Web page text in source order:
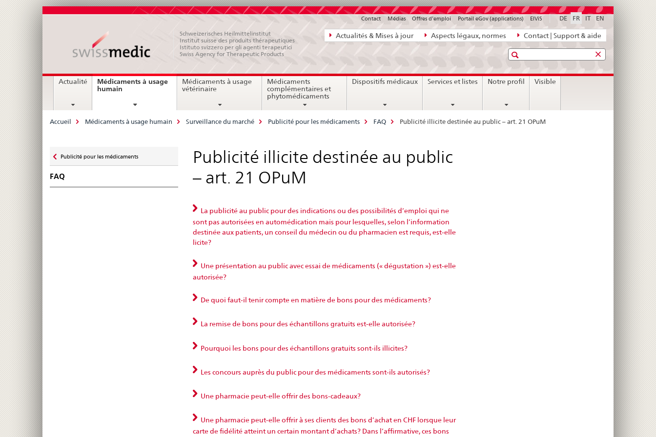
Navigation
directe:
bases
juridiques,
contact
Actualités & Mises à jour Aspects légaux, normes Contact | Support & aide
DE FR IT EN
Contact Médias Offres d'emploi Portail eGov (applications) ElViS
Schweizerisches Heilmittelinstitut
Institut suisse des produits thérapeutiques
Istituto svizzero per gli agenti terapeutici
Swiss Agency for Therapeutic Products
Recherche
Navigation
Actualité
Médicaments à usage
humain
Médicaments à usage
vétérinaire
Médicaments
complémentaires et
phytomédicaments
Dispositifs médicaux Services et listes Notre profil Visible
Breadcrumb
Accueil Médicaments à usage humain Surveillance du marché Publicité pour les médicaments FAQ Publicité illicite destinée au public – art. 21 OPuM
zu
Publicité pour les médicaments
FAQ
Publicité illicite destinée au public
– art. 21 OPuM
La publicité au public pour des indications ou des possibilités d’emploi qui ne
sont pas autorisées en automédication mais pour lesquelles, selon l’information
destinée aux patients, un conseil du médecin ou du pharmacien est requis, est-elle
licite?
Une présentation au public avec essai de médicaments (« dégustation ») est-elle
autorisée?
De quoi faut-il tenir compte en matière de bons pour des médicaments?
La remise de bons pour des échantillons gratuits est-elle autorisée?
Pourquoi les bons pour des échantillons gratuits sont-ils illicites?
Les concours auprès du public pour des médicaments sont-ils autorisés?
Une pharmacie peut-elle offrir des bons-cadeaux?
Une pharmacie peut-elle offrir à ses clients des bons d’achat en CHF lorsque leur
carte de fidélité atteint un certain montant d’achats? Dans l’affirmative, ces bons